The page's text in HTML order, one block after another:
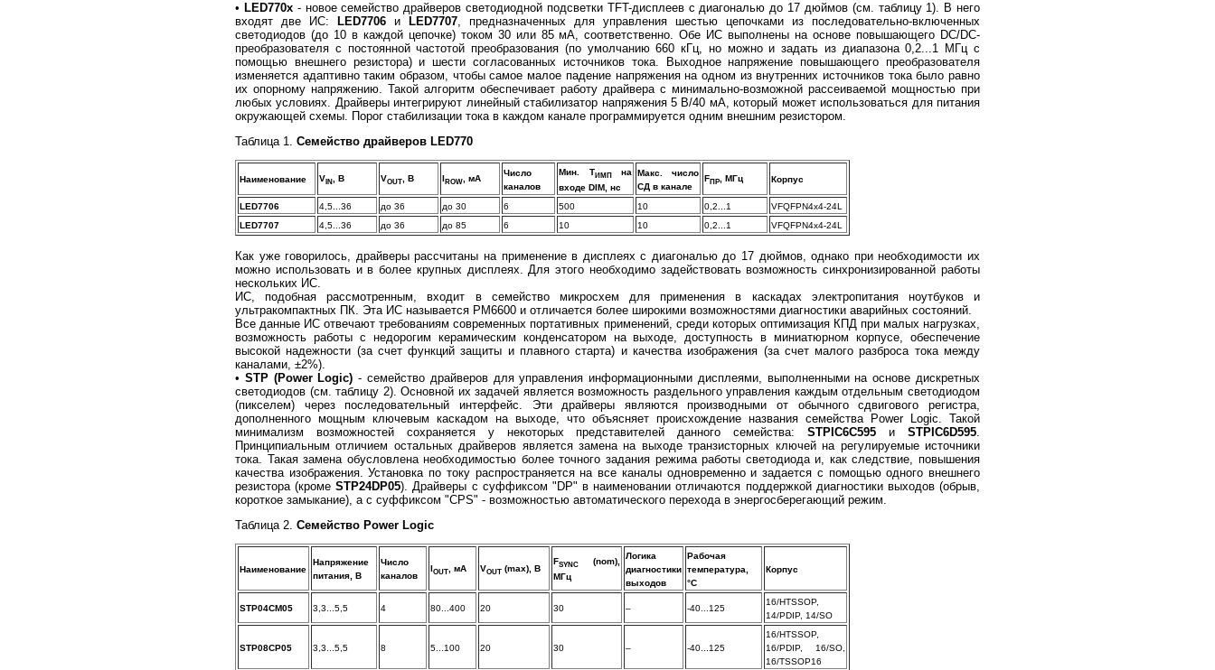
• LED770x- новое семейство драйверов светодиодной подсветки TFT-дисплеев с диагональю до 17 дюймов (см. таблицу 1). В него
входят две ИС:
LED7706 и LED7707, предназначенных для управления шестью цепочками из последовательно-включенных
светодиодов (до 10 в каждой цепочке) током 30 или 85 мА, соответственно. Обе ИС выполнены на основе повышающего DC/DC-
преобразователя с постоянной частотой преобразования (по умолчанию 660 кГц, но можно и задать из диапазона 0,2...1 МГц с
помощью внешнего резистора) и шести согласованных источников тока. Выходное напряжение повышающего преобразователя
изменяется адаптивно таким образом, чтобы самое малое падение напряжения на одном из внутренних источников тока было равно
их опорному напряжению. Такой алгоритм обеспечивает работу драйвера с минимально-возможной рассеиваемой мощностью при
любых условиях. Драйверы интегрируют линейный стабилизатор напряжения 5 В/40 мА, который может использоваться для питания
окружающей схемы. Порог стабилизации тока в каждом канале программируется одним внешним резистором.
Таблица 1. Семейство драйверов LED770
Наименование VIN, В VOUT, В IROW, мА
Число
каналов
Мин. TИМПна
входе DIM, нс
Макс. число
СД в канале
FПР, МГц Корпус
LED7706 4,5...36 до 36 до 30 6 500 10 0,2...1
VFQFPN4x4-24L
LED7707
4,5...36 до 36 до 85 6 10 10 0,2...1 VFQFPN4x4-24L
Как уже говорилось, драйверы рассчитаны на применение в дисплеях с диагональю до 17 дюймов, однако при необходимости их
можно использовать и в более крупных дисплеях. Для этого необходимо задействовать возможность синхронизированной работы
нескольких ИС.
ИС, подобная рассмотренным, входит в семейство микросхем для применения в каскадах электропитания ноутбуков и
ультракомпактных ПК. Эта ИС называется PM6600 и отличается более широкими возможностями диагностики аварийных состояний.
Все данные ИС отвечают требованиям современных портативных применений, среди которых оптимизация КПД при малых нагрузках,
возможность работы с недорогим керамическим конденсатором на выходе, доступность в миниатюрном корпусе, обеспечение
высокой надежности (за счет функций защиты и плавного старта) и качества изображения (за счет малого разброса тока между
каналами, ±2%).
• STP (Power Logic) - семейство драйверов для управления информационными дисплеями, выполненными на основе дискретных
светодиодов (см. таблицу 2). Основной их задачей является возможность раздельного управления каждым отдельным светодиодом
(пикселем) через последовательный интерфейс. Эти драйверы являются производными от обычного сдвигового регистра,
дополненного мощным ключевым каскадом на выходе, что объясняет происхождение названия семейства Power Logic. Такой
минимализм возможностей сохраняется у некоторых представителей данного семейства:STPIC6C595 иSTPIC6D595.
Принципиальным отличием остальных драйверов является замена на выходе транзисторных ключей на регулируемые источники
тока. Такая замена обусловлена необходимостью более точного задания режима работы светодиода и, как следствие, повышения
качества изображения. Установка по току распространяется на все каналы одновременно и задается с помощью одного внешнего
резистора (кромеSTP24DP05). Драйверы с суффиксом "DP" в наименовании отличаются поддержкой диагностики выходов (обрыв,
короткое замыкание), а с суффиксом "CPS" - возможностью автоматического перехода в энергосберегающий режим.
Таблица 2. Семейство Power Logic
Наименование
Напряжение
питания, В
Число
каналов
IOUT, мА VOUT (max), В
FSYNC (nom),
МГц
Логика
диагностики
выходов
Рабочая
температура,
°C
Корпус
STP04CM05 3,3...5,5 4 80...400 20 30 – -40...125
16/HTSSOP,
14/PDIP, 14/SO
STP08CP05 3,3...5,5 8 5...100 20 30 – -40...125
16/HTSSOP,
16/PDIP, 16/SO,
16/TSSOP16